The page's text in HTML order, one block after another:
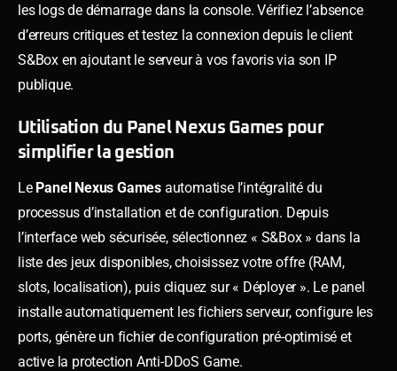
les logs de démarrage dans la console. Vérifiez l’absence
d’erreurs critiques et testez la connexion depuis le client
S&Box en ajoutant le serveur à vos favoris via son IP
publique.
Utilisation du Panel Nexus Games pour
simplifier la gestion
Le Panel Nexus Games automatise l’intégralité du
processus d’installation et de configuration. Depuis
l’interface web sécurisée, sélectionnez « S&Box » dans la
liste des jeux disponibles, choisissez votre offre (RAM,
slots, localisation), puis cliquez sur « Déployer ». Le panel
installe automatiquement les fichiers serveur, configure les
ports, génère un fichier de configuration pré-optimisé et
active la protection Anti-DDoS Game.